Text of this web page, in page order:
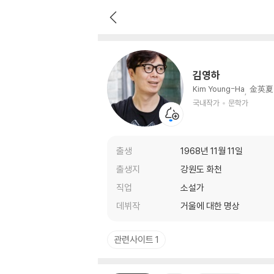
김영하
Kim Young-Ha 金英夏
국내작가
문학가
출생
1968년 11월 11일
출생지
강원도 화천
직업
소설가
데뷔작
거울에 대한 명상
관련사이트 1